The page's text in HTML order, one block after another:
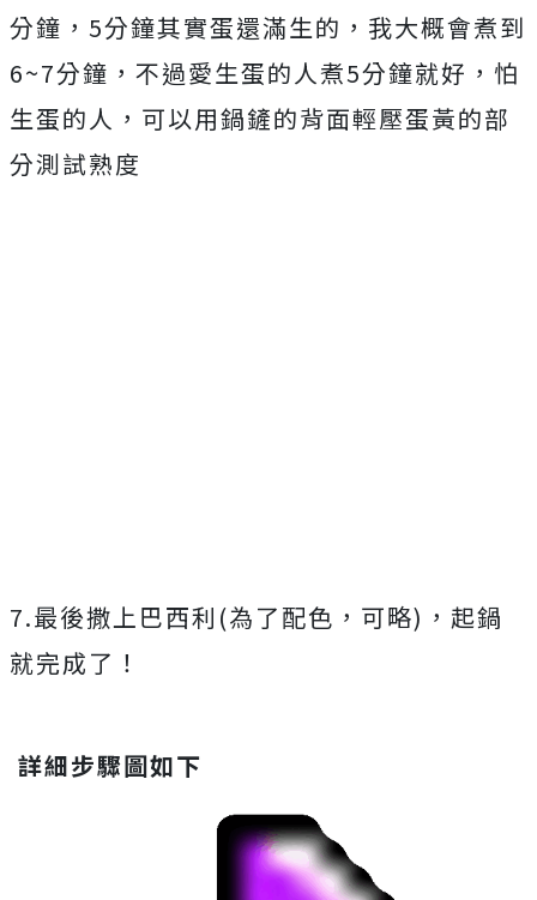
分鐘，5分鐘其實蛋還滿生的，我大概會煮到
6~7分鐘，不過愛生蛋的人煮5分鐘就好，怕
生蛋的人，可以用鍋鏟的背面輕壓蛋黃的部
分測試熟度
7.最後撒上巴西利(為了配色，可略)，起鍋
就完成了！
詳細步驟圖如下